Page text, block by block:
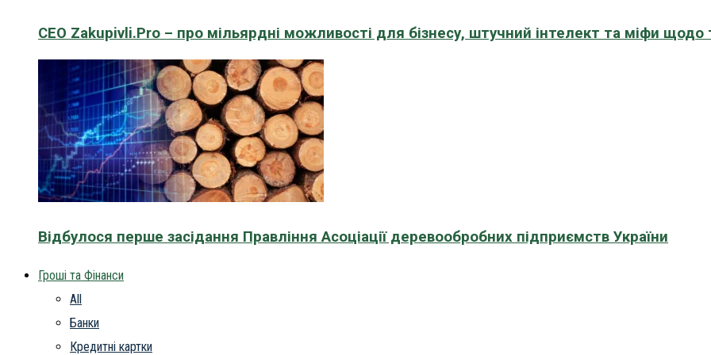
CEO Zakupivli.Pro – про мільярдні можливості для бізнесу, штучний інтелект та міфи щодо
Відбулося перше засідання Правління Асоціації деревообробних підприємств України
Гроші та Фінанси
All
Банки
Кредитні картки